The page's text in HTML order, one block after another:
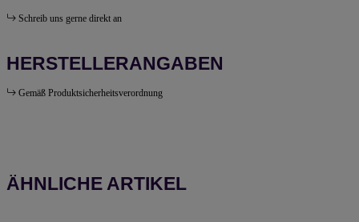
Schreib uns gerne direkt an
HERSTELLERANGABEN
Gemäß Produktsicherheitsverordnung
ÄHNLICHE ARTIKEL